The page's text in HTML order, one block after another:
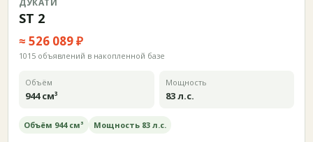
ДУКАТИ
ST 2
≈ 526 089 ₽
1015 объявлений в накопленной базе
Объём
944 см³
Мощность
83 л.с.
Объём 944 см³ Мощность 83 л.с.